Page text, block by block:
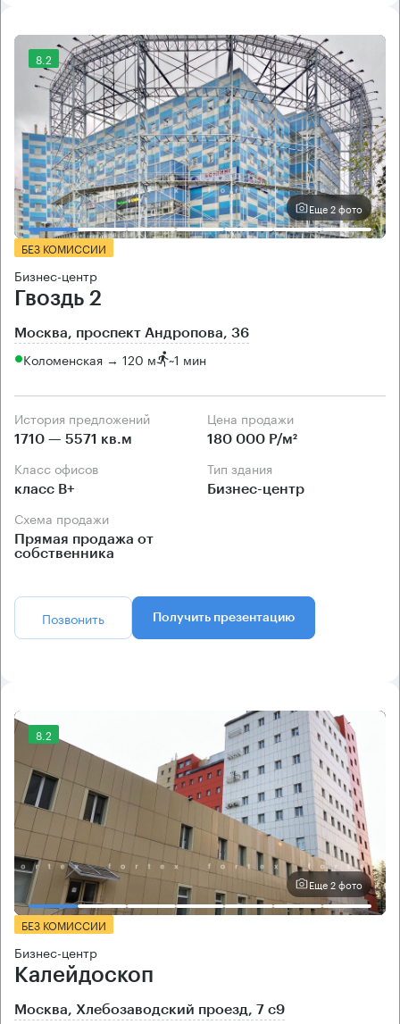
8.2
Еще 2 фото
БЕЗ КОМИССИИ
Бизнес-центр
Гвоздь 2
Москва, проспект Андропова, 36
Коломенская → 120 м ~1 мин
История предложений
1710 — 5571 кв.м
Цена продажи
180 000 Р/м²
Класс офисов
класс B+
Тип здания
Бизнес-центр
Схема продажи
Прямая продажа от
собственника
Позвонить Получить презентацию
8.2
Еще 2 фото
БЕЗ КОМИССИИ
Бизнес-центр
Калейдоскоп
Москва, Хлебозаводский проезд, 7 с9